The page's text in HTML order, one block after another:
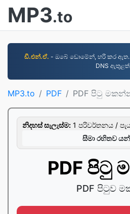
MP3.to
ඩී.එන්.ඒ. - ඔබේ ඩොමේන්, හරි කර
DNS
MP3.to PDF PDF පිටු
නිදහස් සැලැස්ම: 1 පරිවර්තනය /
සීමා රහිතව
PDF පිටු
PDF පිටුව